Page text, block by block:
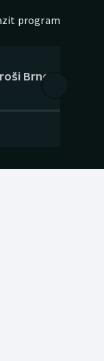
program
Brno – Eagles